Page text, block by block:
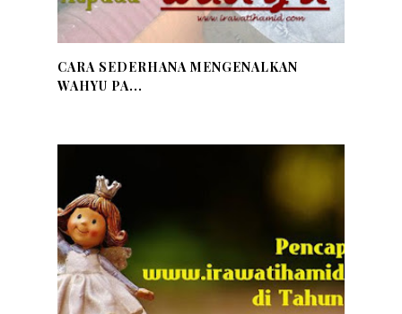
CARA SEDERHANA MENGENALKAN
WAHYU PA...